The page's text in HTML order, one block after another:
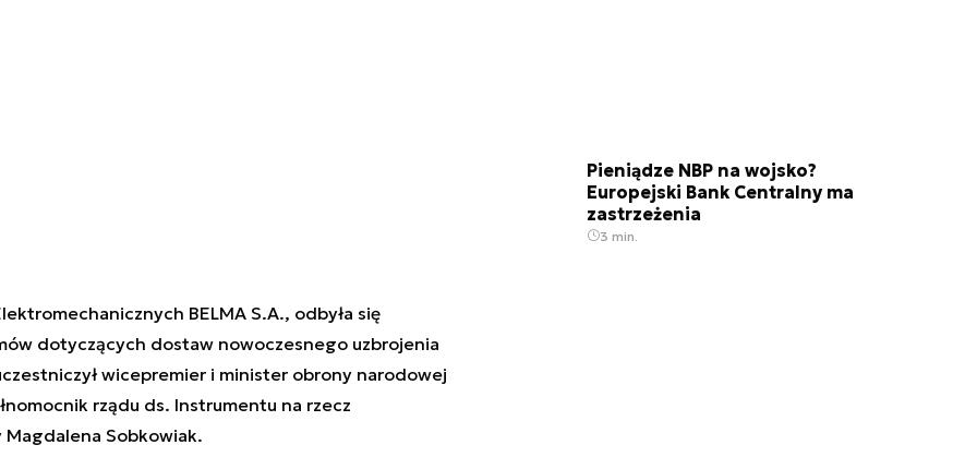
BELMA S.A., odbyła się
dotyczących dostaw nowoczesnego uzbrojenia
wicepremier i minister obrony narodowej
rządu ds. Instrumentu na rzecz
Sobkowiak.
Pieniądze NBP na wojsko?
Europejski Bank Centralny ma
zastrzeżenia
3 min.